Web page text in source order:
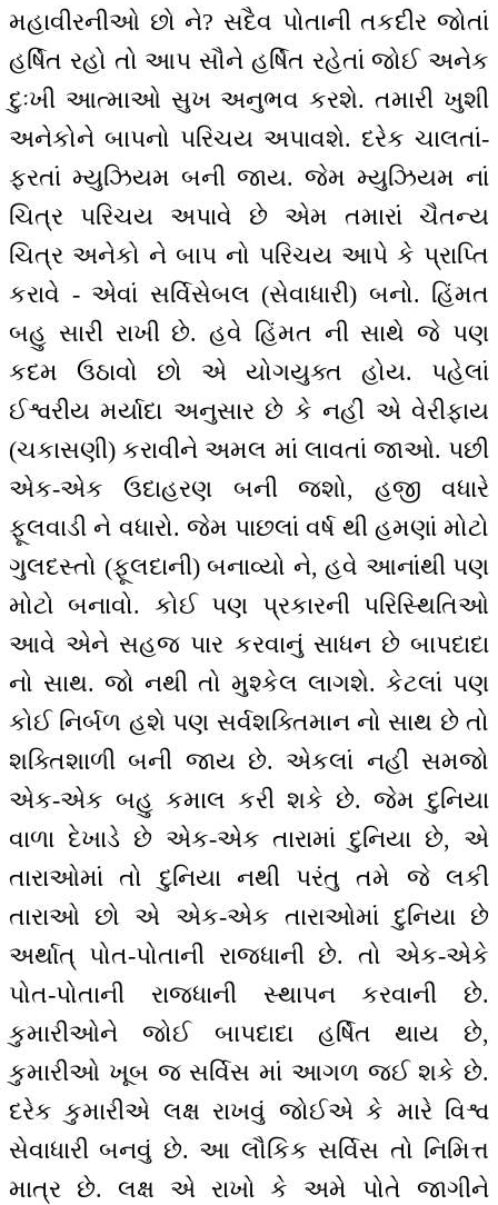
મહાવીરનીઓ છો ને? સદૈવ પોતાની તકદીર જોતાં
હર્ષિત રહો તો આપ સૌને હર્ષિત રહેતાં જોઈ અનેક
દુઃખી આત્માઓ સુખ અનુભવ કરશે. તમારી ખુશી
અનેકોને બાપનો પરિચય અપાવશે. દરેક ચાલતાં-
ફરતાં મ્યુઝિયમ બની જાય. જેમ મ્યુઝિયમ નાં
ચિત્ર પરિચય અપાવે છે એમ તમારાં ચૈતન્ય
ચિત્ર અનેકો ને બાપ નો પરિચય આપે કે પ્રાપ્તિ
કરાવે - એવાં સર્વિસેબલ (સેવાધારી) બનો. હિંમત
બહુ સારી રાખી છે. હવે હિંમત ની સાથે જે પણ
કદમ ઉઠાવો છો એ યોગયુક્ત હોય. પહેલાં
ઈશ્વરીય મર્યાદા અનુસાર છે કે નહીં એ વેરીફાય
(ચકાસણી) કરાવીને અમલ માં લાવતાં જાઓ. પછી
એક-એક ઉદાહરણ બની જશો, હજી વધારે
ફૂલવાડી ને વધારો. જેમ પાછલાં વર્ષ થી હમણાં મોટો
ગુલદસ્તો (ફૂલદાની) બનાવ્યો ને, હવે આનાંથી પણ
મોટો બનાવો. કોઈ પણ પ્રકારની પરિસ્થિતિઓ
આવે એને સહજ પાર કરવાનું સાધન છે બાપદાદા
નો સાથ. જો નથી તો મુશ્કેલ લાગશે. કેટલાં પણ
કોઈ નિર્બળ હશે પણ સર્વશક્તિમાન નો સાથ છે તો
શક્તિશાળી બની જાય છે. એકલાં નહીં સમજો
એક-એક બહુ કમાલ કરી શકે છે. જેમ દુનિયા
વાળા દેખાડે છે એક-એક તારામાં દુનિયા છે, એ
તારાઓમાં તો દુનિયા નથી પરંતુ તમે જે લકી
તારાઓ છો એ એક-એક તારાઓમાં દુનિયા છે
અર્થાત્ પોત-પોતાની રાજધાની છે. તો એક-એકે
પોત-પોતાની રાજધાની સ્થાપન કરવાની છે.
કુમારીઓને જોઈ બાપદાદા હર્ષિત થાય છે,
કુમારીઓ ખૂબ જ સર્વિસ માં આગળ જઈ શકે છે.
દરેક કુમારીએ લક્ષ રાખવું જોઈએ કે મારે વિશ્વ
સેવાધારી બનવું છે. આ લૌકિક સર્વિસ તો નિમિત્ત
માત્ર છે. લક્ષ એ રાખો કે અમે પોતે જાગીને